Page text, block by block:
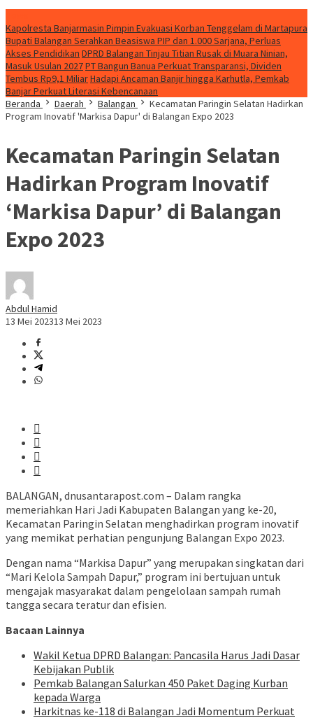
Kapolresta Banjarmasin Pimpin Evakuasi Korban Tenggelam di Martapura
Bupati Balangan Serahkan Beasiswa PIP dan 1.000 Sarjana, Perluas
Akses Pendidikan DPRD Balangan Tinjau Titian Rusak di Muara Ninian,
Masuk Usulan 2027PT Bangun Banua Perkuat Transparansi, Dividen
Tembus Rp9,1 MiliarHadapi Ancaman Banjir hingga Karhutla, Pemkab
Banjar Perkuat Literasi Kebencanaan
Beranda
Daerah Balangan
Kecamatan Paringin Selatan Hadirkan
Program Inovatif 'Markisa Dapur' di Balangan Expo 2023
Kecamatan Paringin Selatan
Hadirkan Program Inovatif
‘Markisa Dapur’ di Balangan
Expo 2023
Abdul Hamid
13 Mei 202313 Mei 2023
BALANGAN, dnusantarapost.com – Dalam rangka
memeriahkan Hari Jadi Kabupaten Balangan yang ke-20,
Kecamatan Paringin Selatan menghadirkan program inovatif
yang memikat perhatian pengunjung Balangan Expo 2023.
Dengan nama “Markisa Dapur” yang merupakan singkatan dari
“Mari Kelola Sampah Dapur,” program ini bertujuan untuk
mengajak masyarakat dalam pengelolaan sampah rumah
tangga secara teratur dan efisien.
Bacaan Lainnya
Wakil Ketua DPRD Balangan: Pancasila Harus Jadi Dasar
Kebijakan Publik
Pemkab Balangan Salurkan 450 Paket Daging Kurban
kepada Warga
Harkitnas ke-118 di Balangan Jadi Momentum Perkuat